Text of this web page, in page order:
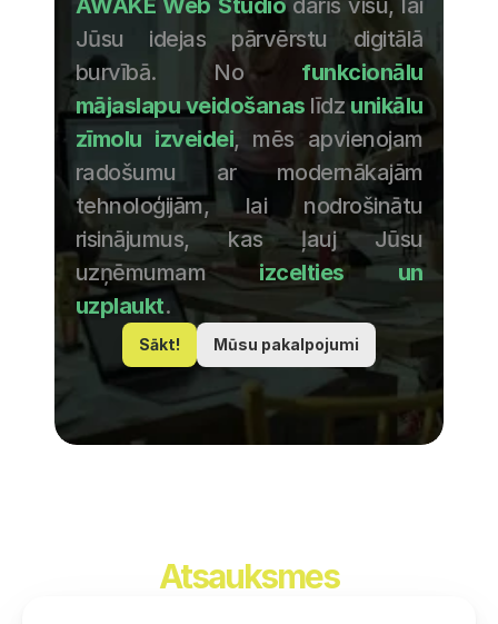
AWAKE Web Studio darīs visu, lai
Jūsu idejas pārvērstu digitālā
burvībā. No funkcionālu
mājaslapu veidošanas līdz unikālu
zīmolu izveidei, mēs apvienojam
radošumu ar modernākajām
tehnoloģijām, lai nodrošinātu
risinājumus, kas ļauj Jūsu
uzņēmumam izcelties un
uzplaukt.
Sākt! Mūsu pakalpojumi
Atsauksmes